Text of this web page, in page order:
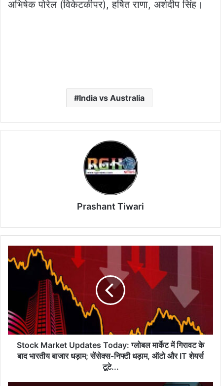
अभिषेक पोरेल (विकेटकीपर), हर्षित राणा, अर्शदीप सिंह।
India vs Australia
Prashant Tiwari
Market
Updates
में
गिरावट
के
भारतीय
Stock Market Updates Today: ग्लोबल मार्केट में गिरावट के
बाद भारतीय बाजार धड़ाम; सेंसेक्स-निफ्टी धड़ाम, ऑटो और IT शेयर्स
टूटे...